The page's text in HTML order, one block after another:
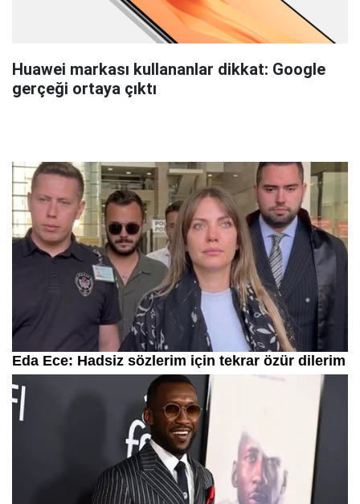
Huawei markası kullananlar dikkat: Google
gerçeği ortaya çıktı